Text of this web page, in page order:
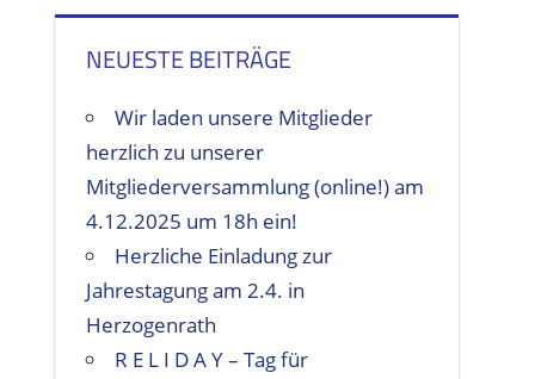
NEUESTE BEITRÄGE
Wir laden unsere Mitglieder
herzlich zu unserer
Mitgliederversammlung (online!) am
4.12.2025 um 18h ein!
Herzliche Einladung zur
Jahrestagung am 2.4. in
Herzogenrath
R E L I D A Y – Tag für